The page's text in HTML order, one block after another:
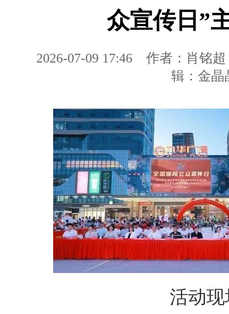
众宣传日”
2026-07-09 17:46
作者：肖铭超
辑：金晶
活动现